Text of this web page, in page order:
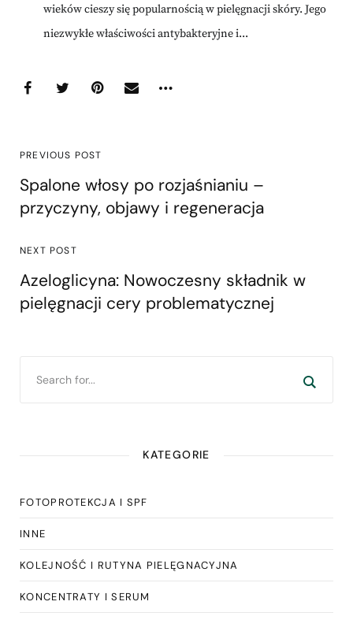
wieków cieszy się popularnością w pielęgnacji skóry. Jego
niezwykłe właściwości antybakteryjne i...
PREVIOUS POST
Spalone włosy po rozjaśnianiu –
przyczyny, objawy i regeneracja
NEXT POST
Azeloglicyna: Nowoczesny składnik w
pielęgnacji cery problematycznej
KATEGORIE
FOTOPROTEKCJA I SPF
INNE
KOLEJNOŚĆ I RUTYNA PIELĘGNACYJNA
KONCENTRATY I SERUM